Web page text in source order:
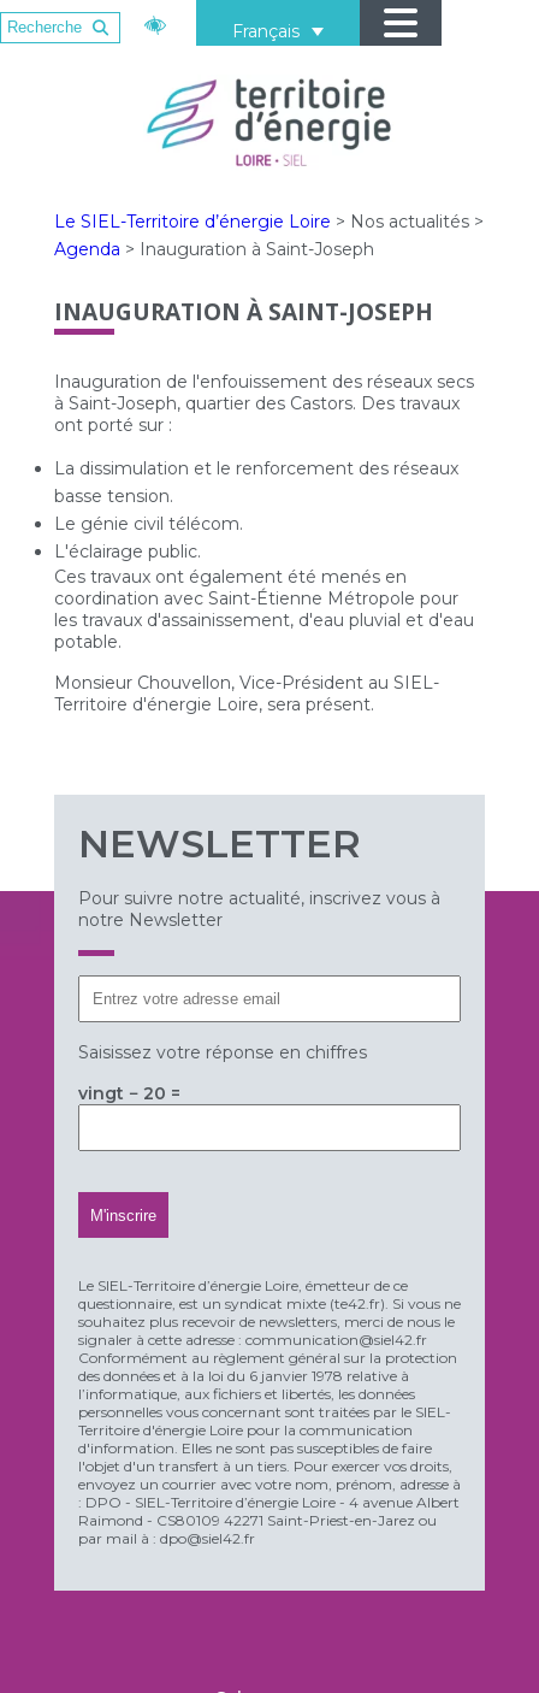
Français
Le SIEL-Territoire d’énergie Loire > Nos actualités>
Agenda > Inauguration à Saint-Joseph
INAUGURATION À SAINT-JOSEPH
Inauguration de l'enfouissement des réseaux secs
à Saint-Joseph, quartier des Castors. Des travaux
ont porté sur :
La dissimulation et le renforcement des réseaux
basse tension.
Le génie civil télécom.
L'éclairage public.
Ces travaux ont également été menés en
coordination avec Saint-Étienne Métropole pour
les travaux d'assainissement, d'eau pluvial et d'eau
potable.
Monsieur Chouvellon, Vice-Président au SIEL-
Territoire d'énergie Loire, sera présent.
NEWSLETTER
Pour suivre notre actualité, inscrivez vous à
notre Newsletter
Saisissez votre réponse en chiffres
vingt − 20 =
Le SIEL-Territoire d’énergie Loire, émetteur de ce
questionnaire, est un syndicat mixte (te42.fr). Si vous ne
souhaitez plus recevoir de newsletters, merci de nous le
signaler à cette adresse : communication@siel42.fr
Conformément au règlement général sur la protection
des données et à la loi du 6 janvier 1978 relative à
l’informatique, aux fichiers et libertés, les données
personnelles vous concernant sont traitées par le SIEL-
Territoire d'énergie Loire pour la communication
d'information. Elles ne sont pas susceptibles de faire
l'objet d'un transfert à un tiers. Pour exercer vos droits,
envoyez un courrier avec votre nom, prénom, adresse à
: DPO - SIEL-Territoire d’énergie Loire - 4 avenue Albert
Raimond - CS80109 42271 Saint-Priest-en-Jarez ou
par mail à : dpo@siel42.fr